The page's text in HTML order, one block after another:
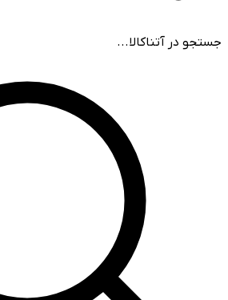
جستجو در آتناکالا...